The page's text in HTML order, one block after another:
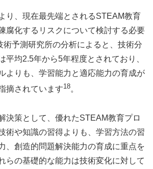
り、現在最先端とされるSTEAM教育
腐化するリスクについて検討する必要
術予測研究所の分析によると、技術分
平均2.5年から5年程度とされており、
よりも、学習能力と適応能力の育成が
摘されています18。
決策として、優れたSTEAM教育プロ
術や知識の習得よりも、学習方法の習
、創造的問題解決能力の育成に重点を
らの基礎的な能力は技術変化に対して